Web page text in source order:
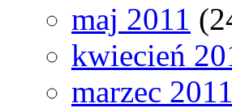
maj 2011
kwiecień
marzec 2011